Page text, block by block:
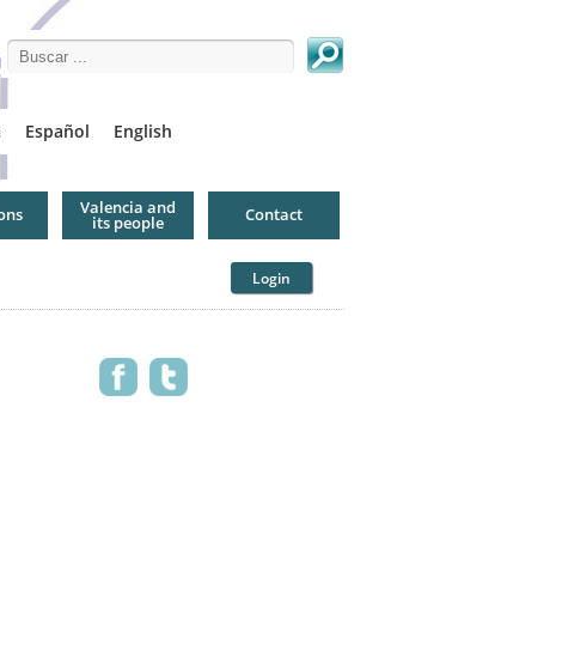
Search this site
Español English
Valencia and
its people Contact
Login